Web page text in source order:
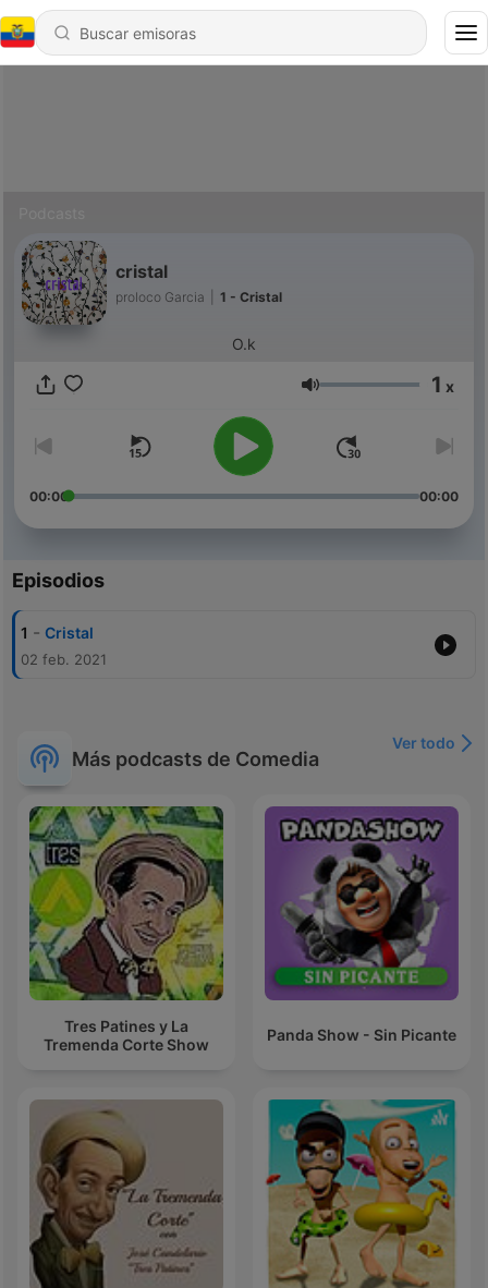
cristal
proloco Garcia 1 - Cristal
O.k
Volumen 1 x
00:00 00:00
Episodios
1 - Cristal
02 feb. 2021
Más podcasts de Comedia
Ver todo
Tres Patines y La
Tremenda Corte Show
Panda Show - Sin Picante